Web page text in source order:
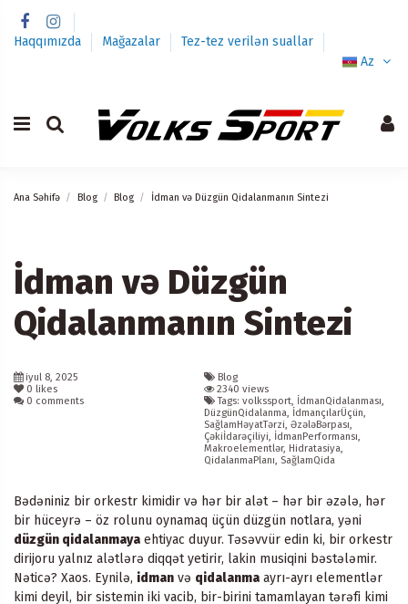
Haqqımızda Mağazalar
Tez-tez verilən suallar
Az
Ana Səhifə Blog Blog İdman və Düzgün Qidalanmanın Sintezi
İdman və Düzgün
Qidalanmanın Sintezi
iyul 8, 2025
Blog
0 likes
2340 views
0 comments
Tags: volkssport, İdmanQidalanması,
DüzgünQidalanma, İdmançılarÜçün,
SağlamHəyatTərzi, ƏzələBərpası,
Çəkiİdarəçiliyi, İdmanPerformansı,
Makroelementlər, Hidratasiya,
QidalanmaPlanı, SağlamQida
Bədəniniz bir orkestr kimidir və hər bir alət – hər bir əzələ, hər
bir hüceyrə – öz rolunu oynamaq üçün düzgün notlara, yəni
düzgün qidalanmaya ehtiyac duyur. Təsəvvür edin ki, bir orkestr
dirijoru yalnız alətlərə diqqət yetirir, lakin musiqini bəstələmir.
Nəticə? Xaos. Eynilə, idman və qidalanma ayrı-ayrı elementlər
kimi deyil, bir sistemin iki vacib, bir-birini tamamlayan tərəfi kimi